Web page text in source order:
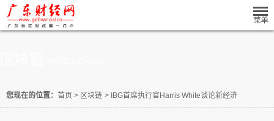
您现在的位置： 首页 > 区块链 > IBG首席执行官Harris White谈论新经济